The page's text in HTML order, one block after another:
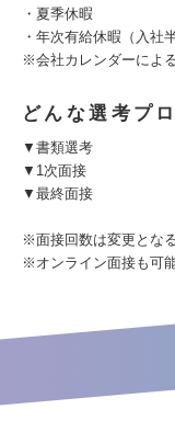
・夏季休暇
・年次有給休暇（入社
※会社カレンダーによ
どんな選考プ
▼書類選考
▼1次面接
▼最終面接
※面接回数は変更とな
※オンライン面接も可